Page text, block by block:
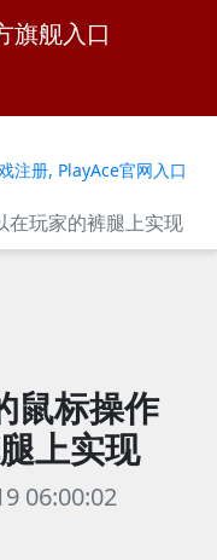
旗舰入口
注册, PlayAce官网入口
玩家的裤腿上实现
鼠标操作
上实现
06:00:02